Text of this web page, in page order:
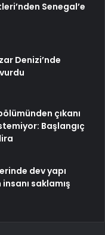
Senegal’e
Denizi’nde
çıkanı
Başlangıç
dev yapı
saklamış